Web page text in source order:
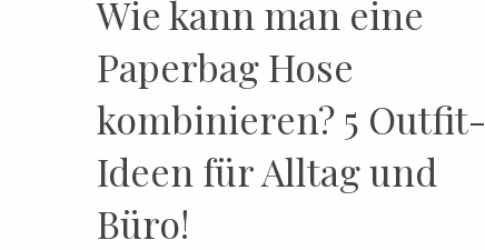
Wie kann man eine
Paperbag Hose
kombinieren? 5 Outfit-
Ideen für Alltag und
Büro!